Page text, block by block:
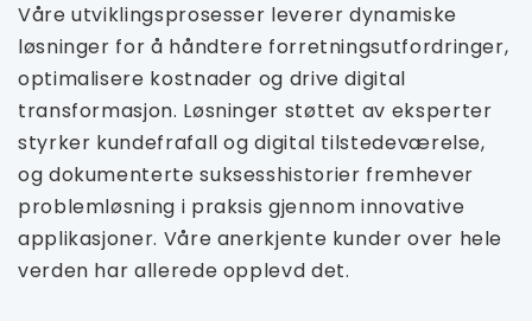
Våre utviklingsprosesser leverer dynamiske
løsninger for å håndtere forretningsutfordringer,
optimalisere kostnader og drive digital
transformasjon. Løsninger støttet av eksperter
styrker kundefrafall og digital tilstedeværelse,
og dokumenterte suksesshistorier fremhever
problemløsning i praksis gjennom innovative
applikasjoner. Våre anerkjente kunder over hele
verden har allerede opplevd det.